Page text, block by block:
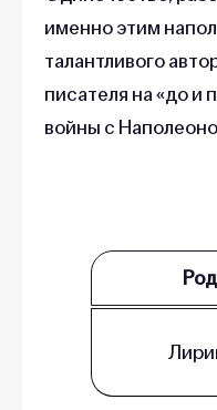
именно этим
талантливого
писателя на «до
войны с
Род